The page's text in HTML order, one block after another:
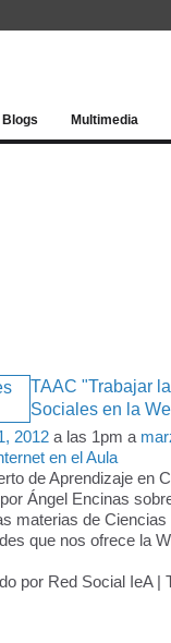
Blogs Multimedia
TAAC "Trabajar
Sociales en la
2012 a las 1pm a
en el Aula
de Aprendizaje en
Ángel Encinas
materias de
que nos ofrece la
por Red Social IeA |